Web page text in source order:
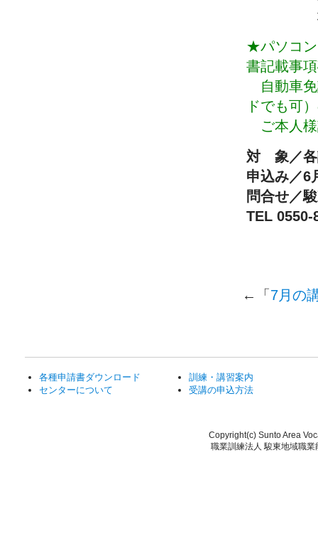
地域外
★パソコン
書記載事
自動車免
ドでも可
ご本人様
対 象／各
申込み／
問合せ／
TEL 0550-
←「 7月の
各種申請書ダウンロード
センターについて
訓練・講習案内
受講の申込方法
Copyright(c) Sunto Area
職業訓練法人 駿東地域職